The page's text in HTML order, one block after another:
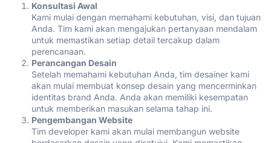
Konsultasi Awal
Kami mulai dengan memahami kebutuhan, visi, dan tujuan
Anda. Tim kami akan mengajukan pertanyaan mendalam
untuk memastikan setiap detail tercakup dalam
perencanaan.
Perancangan Desain
Setelah memahami kebutuhan Anda, tim desainer kami
akan mulai membuat konsep desain yang mencerminkan
identitas brand Anda. Anda akan memiliki kesempatan
untuk memberikan masukan selama tahap ini.
Pengembangan Website
Tim developer kami akan mulai membangun website